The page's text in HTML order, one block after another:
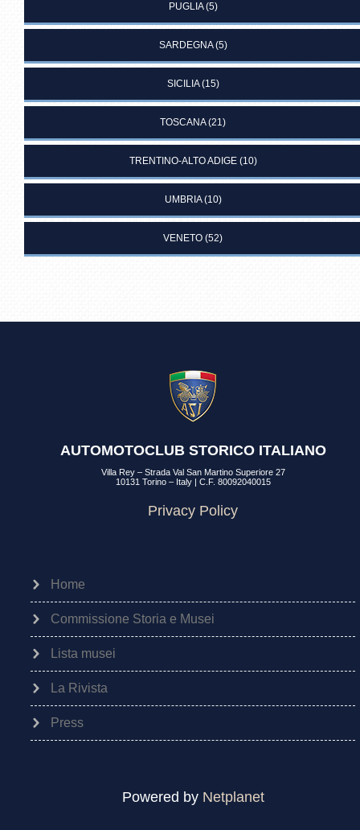
PUGLIA(5)
SARDEGNA(5)
SICILIA(15)
TOSCANA(21)
TRENTINO-ALTO ADIGE(10)
UMBRIA(10)
VENETO (52)
AUTOMOTOCLUB STORICO ITALIANO
Villa Rey – Strada Val San Martino Superiore 27
10131 Torino – Italy | C.F. 80092040015
Privacy Policy
Home
Commissione Storia e Musei
Lista musei
La Rivista
Press
Powered by Netplanet